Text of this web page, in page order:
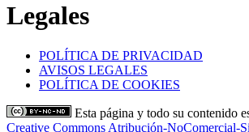
Legales
POLÍTICA DE PRIVACIDAD
AVISOS LEGALES
POLÍTICA DE COOKIES
Esta página y todo su contenido
Creative Commons Atribución-NoComercial-